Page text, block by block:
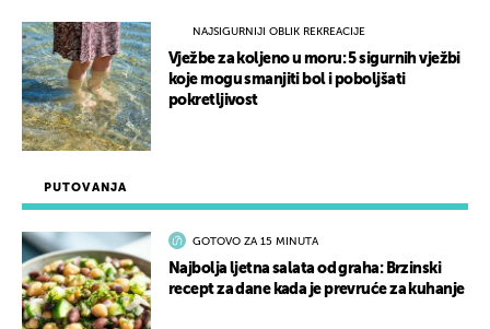
PUTOVANJA
GOTOVO ZA 15 MINUTA
Najbolja ljetna salata od graha: Brzinski
recept za dane kada je prevruće za kuhanje
NAJSIGURNIJI OBLIK REKREACIJE
Vježbe za koljeno u moru: 5 sigurnih vježbi
koje mogu smanjiti bol i poboljšati
pokretljivost